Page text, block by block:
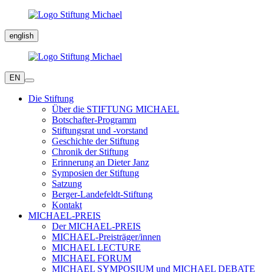
english
EN
Die Stiftung
Über die STIFTUNG MICHAEL
Botschafter-Programm
Stiftungsrat und -vorstand
Geschichte der Stiftung
Chronik der Stiftung
Erinnerung an Dieter Janz
Symposien der Stiftung
Satzung
Berger-Landefeldt-Stiftung
Kontakt
MICHAEL-PREIS
Der MICHAEL-PREIS
MICHAEL-Preisträger/innen
MICHAEL LECTURE
MICHAEL FORUM
MICHAEL SYMPOSIUM und MICHAEL DEBATE